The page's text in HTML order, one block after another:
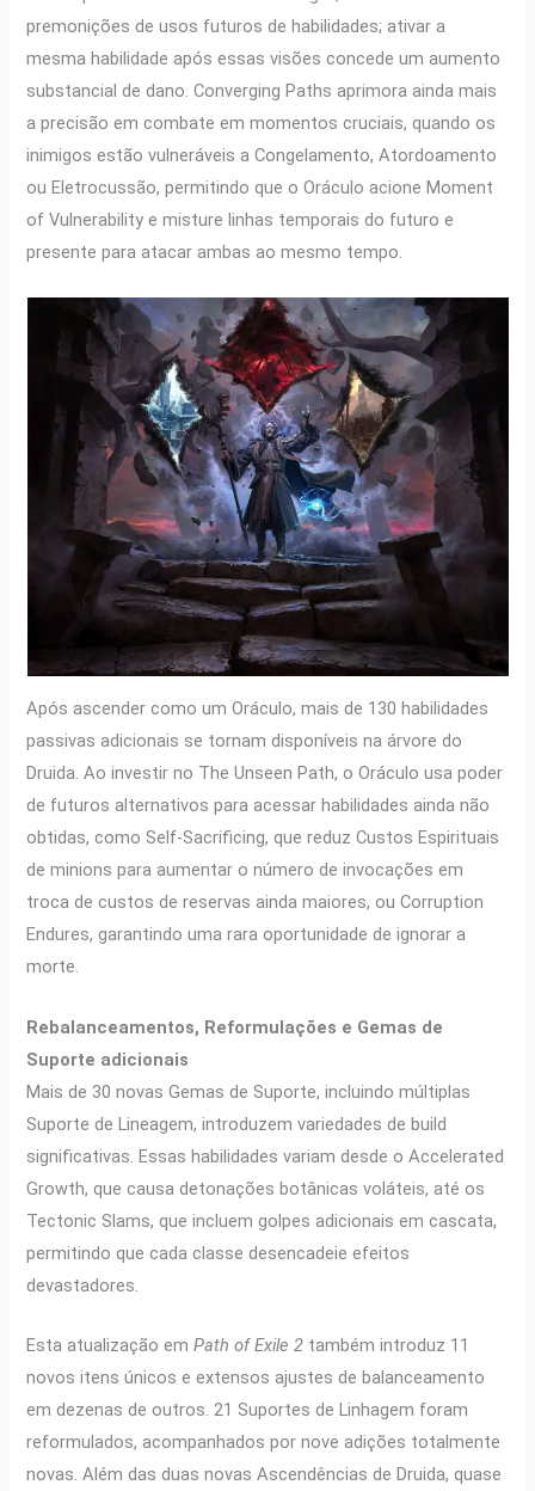
premonições de usos futuros de habilidades; ativar a
mesma habilidade após essas visões concede um aumento
substancial de dano. Converging Paths aprimora ainda mais
a precisão em combate em momentos cruciais, quando os
inimigos estão vulneráveis ​​a Congelamento, Atordoamento
ou Eletrocussão, permitindo que o Oráculo acione Moment
of Vulnerability e misture linhas temporais do futuro e
presente para atacar ambas ao mesmo tempo.
Após ascender como um Oráculo, mais de 130 habilidades
passivas adicionais se tornam disponíveis na árvore do
Druida. Ao investir no The Unseen Path, o Oráculo usa poder
de futuros alternativos para acessar habilidades ainda não
obtidas, como Self-Sacrificing, que reduz Custos Espirituais
de minions para aumentar o número de invocações em
troca de custos de reservas ainda maiores, ou Corruption
Endures, garantindo uma rara oportunidade de ignorar a
morte.
Rebalanceamentos, Reformulações e Gemas de
Suporte adicionais
Mais de 30 novas Gemas de Suporte, incluindo múltiplas
Suporte de Lineagem, introduzem variedades de build
significativas. Essas habilidades variam desde o Accelerated
Growth, que causa detonações botânicas voláteis, até os
Tectonic Slams, que incluem golpes adicionais em cascata,
permitindo que cada classe desencadeie efeitos
devastadores.
Esta atualização emPath of Exile 2 também introduz 11
novos itens únicos e extensos ajustes de balanceamento
em dezenas de outros. 21 Suportes de Linhagem foram
reformulados, acompanhados por nove adições totalmente
novas. Além das duas novas Ascendências de Druida, quase